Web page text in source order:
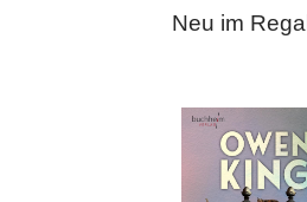
Neu im Regal